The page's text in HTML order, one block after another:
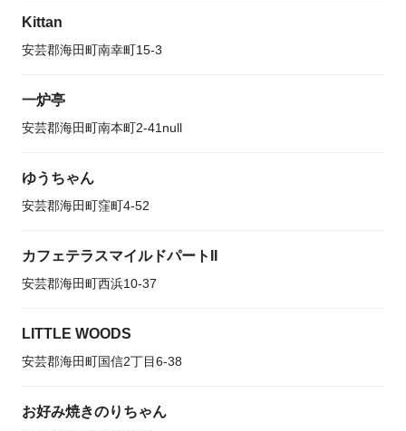
Kittan
安芸郡海田町南幸町15-3
一炉亭
安芸郡海田町南本町2-41null
ゆうちゃん
安芸郡海田町窪町4-52
カフェテラスマイルドパートII
安芸郡海田町西浜10-37
LITTLE WOODS
安芸郡海田町国信2丁目6-38
お好み焼きのりちゃん